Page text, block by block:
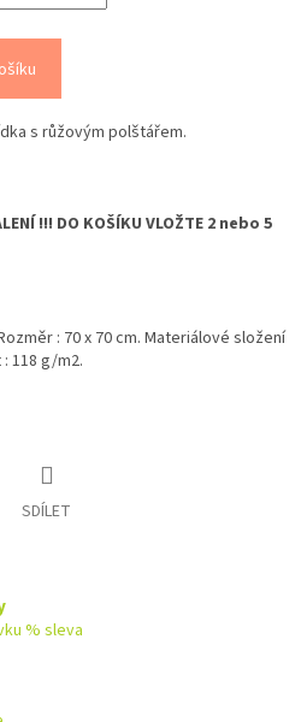
s růžovým polštářem.
!!! DO KOŠÍKU VLOŽTE 2 nebo 5
: 70 x 70 cm. Materiálové složení
118 g/m2.
SDÍLET
% sleva